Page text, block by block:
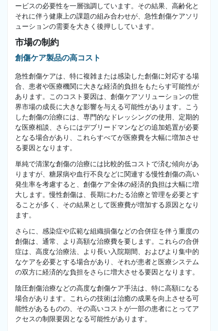
ービスの必要性を一層強調しています。その結果、高齢化と
それに伴う健康上の課題の組み合わせが、急性創傷ケアソリ
ューションの需要を大きく後押ししています。
市場の制約
創傷ケア製品の高コスト
急性創傷ケアは、特に複雑または感染した創傷に対応する場
合、患者や医療機関に大きな経済的負担をもたらす可能性が
あります。このコスト要因は、創傷ケアソリューションの世
界市場の成長に大きな影響を与える可能性があります。こう
した創傷の治療には、専門的なドレッシングの使用、定期的
な医療相談、さらにはデブリードマンなどの追加処置が必要
となる場合があり、これらすべてが医療費を大幅に増加させ
る要因となります。
単純で清潔な創傷の治療には比較的低コストで済む傾向があ
りますが、糖尿病や血行不良などに関連する慢性創傷の高い
発生率を考慮すると、創傷ケア全体の経済的負担は大幅に増
大します。慢性創傷は、長期にわたる治療と管理を必要とす
ることが多く、その結果として医療費が増加する原因となり
ます。
さらに、感染症や広範な組織損傷などの合併症を伴う重度の
創傷は、通常、より高額な治療費を要します。これらの合併
症は、高度な治療法、より長い入院期間、およびより集中的
なケアを必要とする場合があり、それが患者と医療システム
の双方に経済的な負担をさらに増大させる要因となります。
陰圧創傷治療などの高度な創傷ケア手法は、特に高額になる
場合があります。これらの技術は治癒の成果を向上させる可
能性があるものの、その高いコストが一部の患者にとってア
クセスの制限要因となる可能性があります。